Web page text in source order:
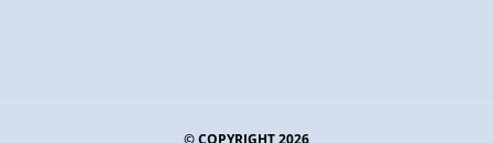
© COPYRIGHT 2026